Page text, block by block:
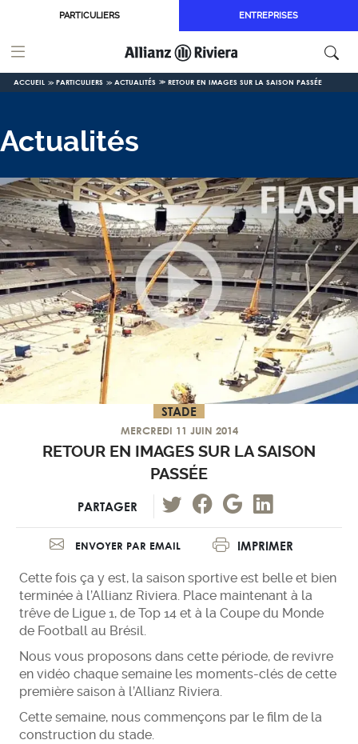
Aller au contenu principal
PARTICULIERS ENTREPRISES
ACCUEIL PARTICULIERS ACTUALITÉS RETOUR EN IMAGES SUR LA SAISON PASSÉE
Actualités
STADE
MERCREDI 11 JUIN 2014
RETOUR EN IMAGES SUR LA SAISON
PASSÉE
PARTAGER
ENVOYER PAR EMAIL IMPRIMER
Cette fois ça y est, la saison sportive est belle et bien
terminée à l’Allianz Riviera. Place maintenant à la
trêve de Ligue 1, de Top 14 et à la Coupe du Monde
de Football au Brésil.
Nous vous proposons dans cette période, de revivre
en vidéo chaque semaine les moments-clés de cette
première saison à l’Allianz Riviera.
Cette semaine, nous commençons par le film de la
construction du stade.